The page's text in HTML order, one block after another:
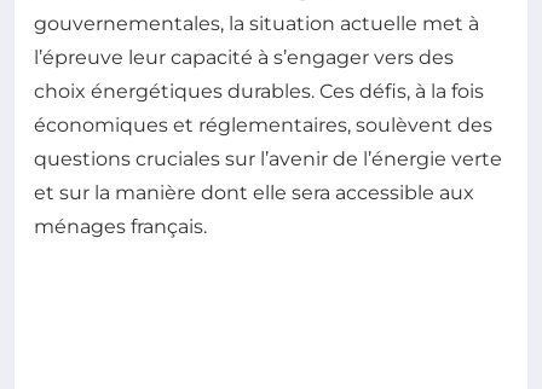
gouvernementales, la situation actuelle met à
l’épreuve leur capacité à s’engager vers des
choix énergétiques durables. Ces défis, à la fois
économiques et réglementaires, soulèvent des
questions cruciales sur l’avenir de l’énergie verte
et sur la manière dont elle sera accessible aux
ménages français.